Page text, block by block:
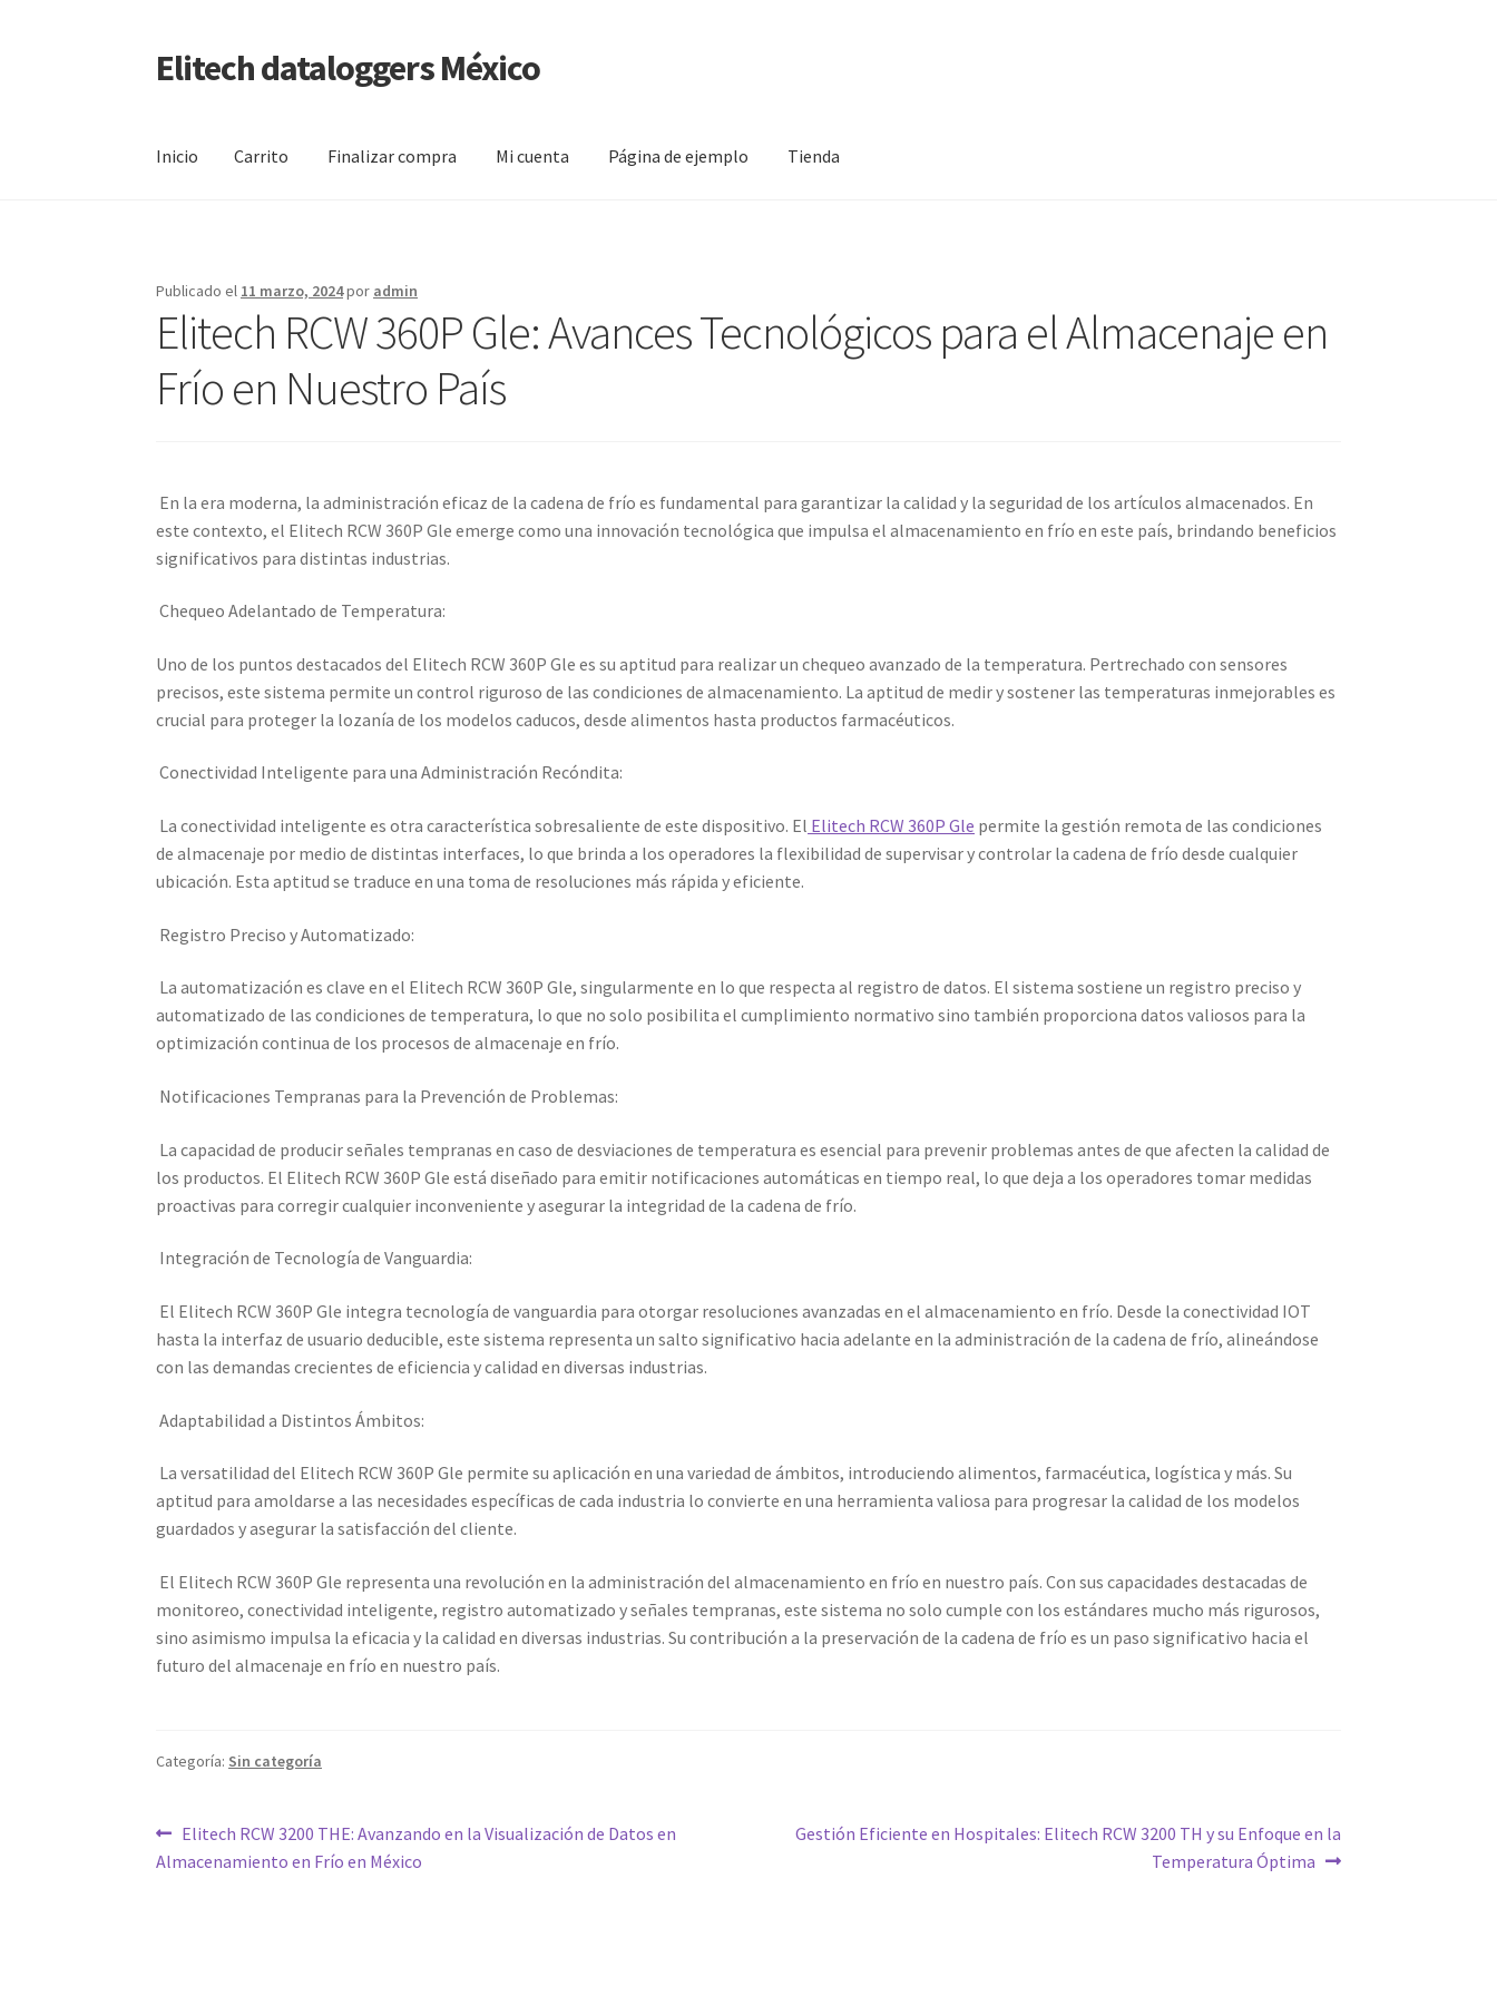
Saltar
a
Ir
al
Elitech dataloggers México
Inicio Carrito Finalizar compra Mi cuenta Página de ejemplo Tienda
Publicado el 11 marzo, 2024por admin
Elitech RCW 360P Gle: Avances Tecnológicos para el Almacenaje en
Frío en Nuestro País
En la era moderna, la administración eficaz de la cadena de frío es fundamental para garantizar la calidad y la seguridad de los artículos almacenados. En
este contexto, el Elitech RCW 360P Gle emerge como una innovación tecnológica que impulsa el almacenamiento en frío en este país, brindando beneficios
significativos para distintas industrias.
Chequeo Adelantado de Temperatura:
Uno de los puntos destacados del Elitech RCW 360P Gle es su aptitud para realizar un chequeo avanzado de la temperatura. Pertrechado con sensores
precisos, este sistema permite un control riguroso de las condiciones de almacenamiento. La aptitud de medir y sostener las temperaturas inmejorables es
crucial para proteger la lozanía de los modelos caducos, desde alimentos hasta productos farmacéuticos.
Conectividad Inteligente para una Administración Recóndita:
La conectividad inteligente es otra característica sobresaliente de este dispositivo. El Elitech RCW 360P Gle permite la gestión remota de las condiciones
de almacenaje por medio de distintas interfaces, lo que brinda a los operadores la flexibilidad de supervisar y controlar la cadena de frío desde cualquier
ubicación. Esta aptitud se traduce en una toma de resoluciones más rápida y eficiente.
Registro Preciso y Automatizado:
La automatización es clave en el Elitech RCW 360P Gle, singularmente en lo que respecta al registro de datos. El sistema sostiene un registro preciso y
automatizado de las condiciones de temperatura, lo que no solo posibilita el cumplimiento normativo sino también proporciona datos valiosos para la
optimización continua de los procesos de almacenaje en frío.
Notificaciones Tempranas para la Prevención de Problemas:
La capacidad de producir señales tempranas en caso de desviaciones de temperatura es esencial para prevenir problemas antes de que afecten la calidad de
los productos. El Elitech RCW 360P Gle está diseñado para emitir notificaciones automáticas en tiempo real, lo que deja a los operadores tomar medidas
proactivas para corregir cualquier inconveniente y asegurar la integridad de la cadena de frío.
Integración de Tecnología de Vanguardia:
El Elitech RCW 360P Gle integra tecnología de vanguardia para otorgar resoluciones avanzadas en el almacenamiento en frío. Desde la conectividad IOT
hasta la interfaz de usuario deducible, este sistema representa un salto significativo hacia adelante en la administración de la cadena de frío, alineándose
con las demandas crecientes de eficiencia y calidad en diversas industrias.
Adaptabilidad a Distintos Ámbitos:
La versatilidad del Elitech RCW 360P Gle permite su aplicación en una variedad de ámbitos, introduciendo alimentos, farmacéutica, logística y más. Su
aptitud para amoldarse a las necesidades específicas de cada industria lo convierte en una herramienta valiosa para progresar la calidad de los modelos
guardados y asegurar la satisfacción del cliente.
El Elitech RCW 360P Gle representa una revolución en la administración del almacenamiento en frío en nuestro país. Con sus capacidades destacadas de
monitoreo, conectividad inteligente, registro automatizado y señales tempranas, este sistema no solo cumple con los estándares mucho más rigurosos,
sino asimismo impulsa la eficacia y la calidad en diversas industrias. Su contribución a la preservación de la cadena de frío es un paso significativo hacia el
futuro del almacenaje en frío en nuestro país.
Categoría: Sin categoría
Navegación
de
Entrada
anterior:
Elitech RCW 3200 THE: Avanzando en la Visualización de Datos en
Almacenamiento en Frío en México
Siguiente
Gestión Eficiente en Hospitales: Elitech RCW 3200 TH y su Enfoque en la
Temperatura Óptima